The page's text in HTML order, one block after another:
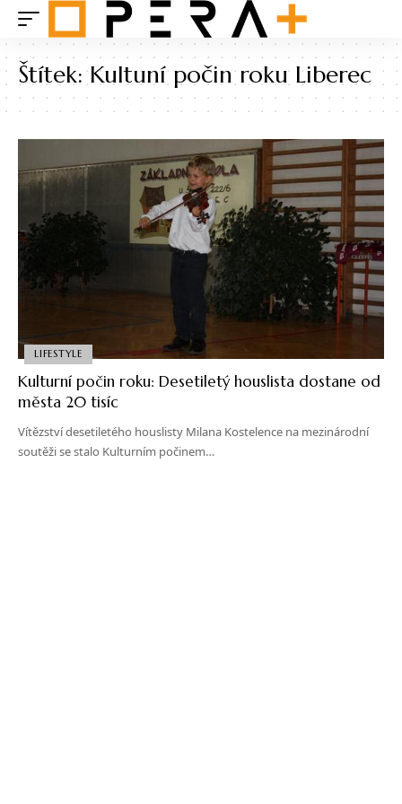
Štítek:Kultuní počin roku Liberec
LIFESTYLE
Kulturní počin roku: Desetiletý houslista dostane od
města 20 tisíc
Vítězství desetiletého houslisty Milana Kostelence na mezinárodní
soutěži se stalo Kulturním počinem…